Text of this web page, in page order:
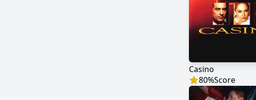
Casino
80%Score